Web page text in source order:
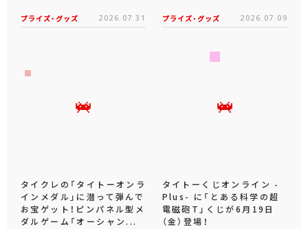
プライズ・グッズ 2026.07.31 プライズ・グッズ 2026.07.09
タイクレの「タイトーオンラ
インメダル」に潜って弾んで
お宝ゲット！ピンパネル型メ
ダルゲーム「オーシャン...
タイトーくじオンライン -
Plus- に「とある科学の超
電磁砲T」くじが6月19日
（金）登場！